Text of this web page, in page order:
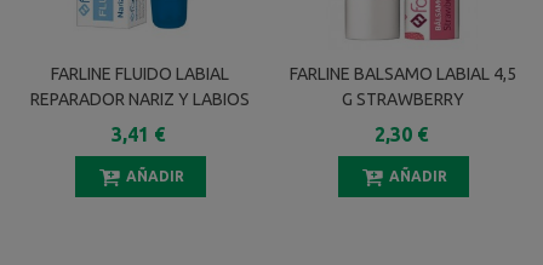
FARLINE FLUIDO LABIAL
REPARADOR NARIZ Y LABIOS
10 ML
3,41 €
AÑADIR
FARLINE BALSAMO LABIAL 4,5
G STRAWBERRY
2,30 €
AÑADIR